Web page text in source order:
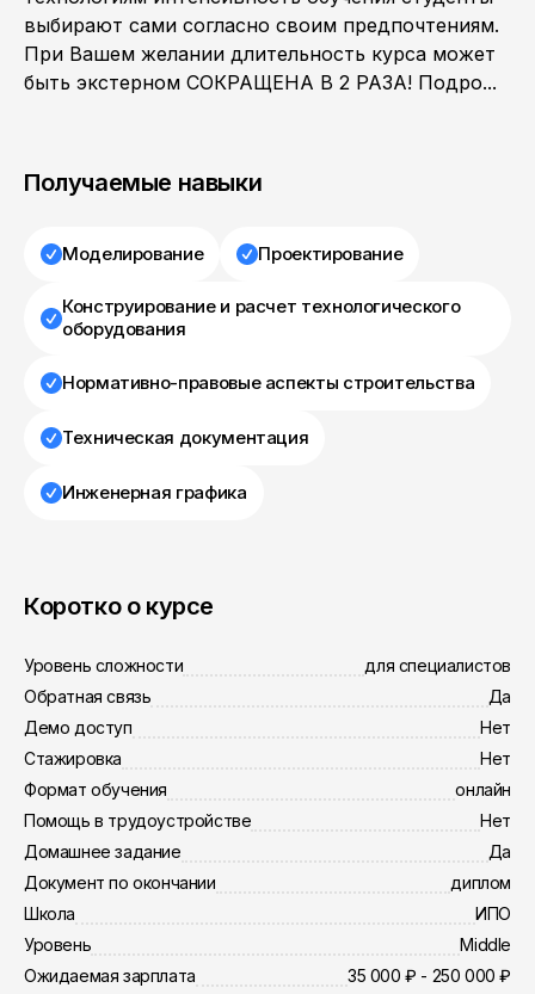
выбирают сами согласно своим предпочтениям.
При Вашем желании длительность курса может
быть экстерном СОКРАЩЕНА В 2 РАЗА! Подро...
Получаемые навыки
Моделирование Проектирование
Конструирование и расчет технологического
оборудования
Нормативно-правовые аспекты строительства
Техническая документация
Инженерная графика
Коротко о курсе
Уровень сложности
для специалистов
Обратная связь
Да
Демо доступ
Нет
Стажировка
Нет
Формат обучения
онлайн
Помощь в трудоустройстве
Нет
Домашнее задание
Да
Документ по окончании
диплом
Школа
ИПО
Уровень
Middle
Ожидаемая зарплата
35 000 ₽ - 250 000 ₽